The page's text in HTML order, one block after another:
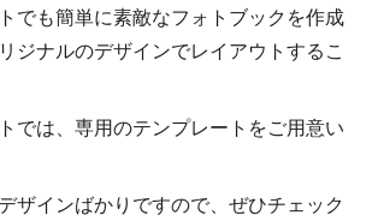
でも簡単に素敵なフォトブックを作成
ジナルのデザインでレイアウトするこ
では、専用のテンプレートをご用意い
ザインばかりですので、ぜひチェック